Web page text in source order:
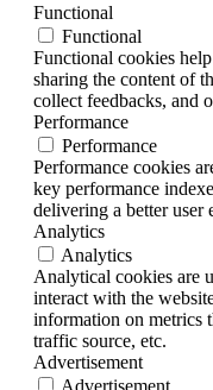
Functional
Functional
Functional cookies
sharing the content of
collect feedbacks, and
Performance
Performance
Performance cookies
key performance
delivering a better user
Analytics
Analytics
Analytical cookies are
interact with the
information on metrics
traffic source, etc.
Advertisement